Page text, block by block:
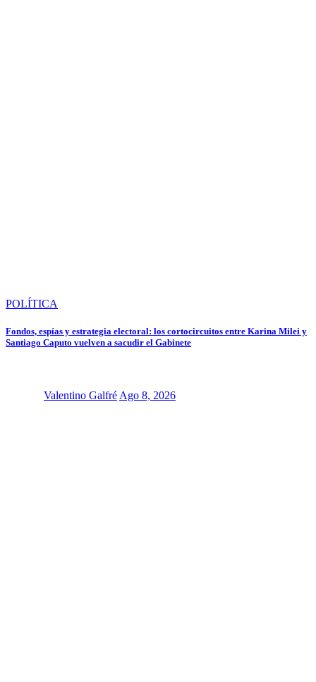
POLÍTICA
Fondos, espías y estrategia electoral: los cortocircuitos entre Karina Milei y
Santiago Caputo vuelven a sacudir el Gabinete
Valentino Galfré Ago 8, 2026